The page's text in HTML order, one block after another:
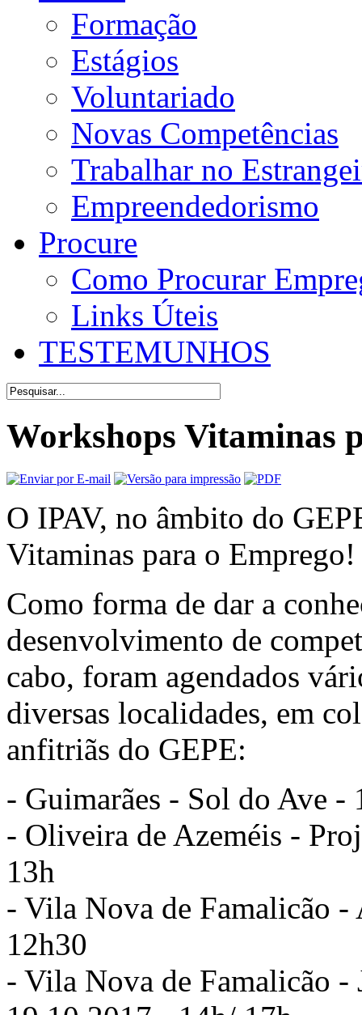
Formação
Estágios
Voluntariado
Novas Competências
Trabalhar no
Empreendedorismo
Procure
Como Procurar
Links Úteis
TESTEMUNHOS
Workshops Vitaminas
O IPAV, no âmbito do
Vitaminas para o Emprego!
Como forma de dar a
desenvolvimento de
cabo, foram agendados
diversas localidades, em
anfitriãs do GEPE:
- Guimarães - Sol do Ave
- Oliveira de Azeméis -
13h
- Vila Nova de Famalicão
12h30
- Vila Nova de Famalicão -